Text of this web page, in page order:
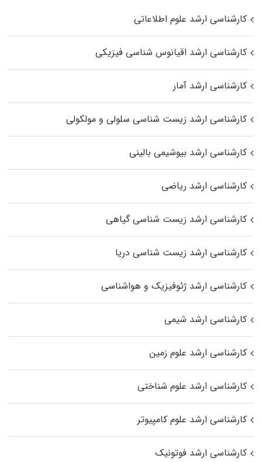
کارشناسی ارشد علوم اطلاعاتی
کارشناسی ارشد اقیانوس‌ شناسی فیزیکی
کارشناسی ارشد آمار
کارشناسی ارشد زیست شناسی سلولی و مولکولی
کارشناسی ارشد بیوشیمی بالینی
کارشناسی ارشد ریاضی
کارشناسی ارشد زیست‌ شناسی گیاهی
کارشناسی ارشد زیست‌ شناسی دریا
کارشناسی ارشد ژئوفیزیک و هواشناسی
کارشناسی ارشد شیمی
کارشناسی ارشد علوم زمین
کارشناسی ارشد علوم شناختی
کارشناسی ارشد علوم کامپیوتر
کارشناسی ارشد فوتونیک